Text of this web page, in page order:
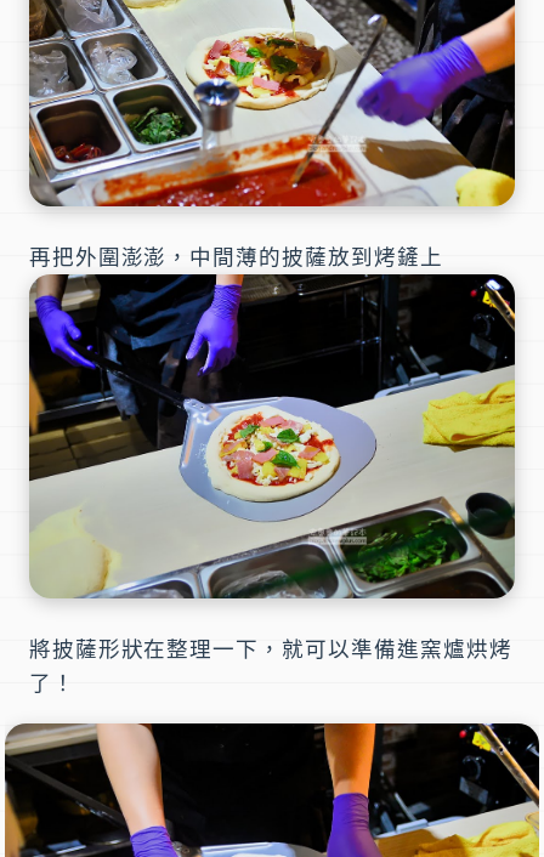
再把外圍澎澎，中間薄的披薩放到烤鏟上
將披薩形狀在整理一下，就可以準備進窯爐烘烤
了！